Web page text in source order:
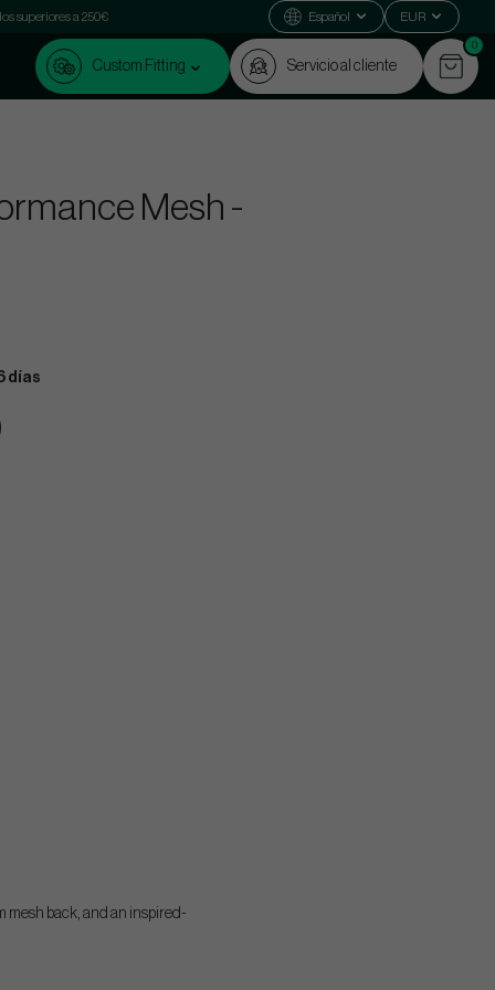
superiores a 250€ Español EUR
Custom Fitting Servicio al cliente
0
Mesh -
días
mesh back, and an inspired-